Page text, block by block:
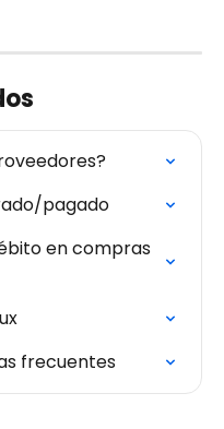
pagado
en compras
frecuentes